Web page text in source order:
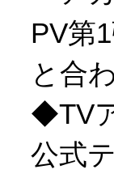
PV第
と合
◆TV
公式